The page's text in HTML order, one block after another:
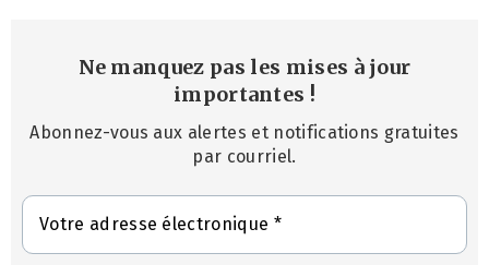
Ne manquez pas les mises à jour
importantes !
Abonnez-vous aux alertes et notifications gratuites
par courriel.